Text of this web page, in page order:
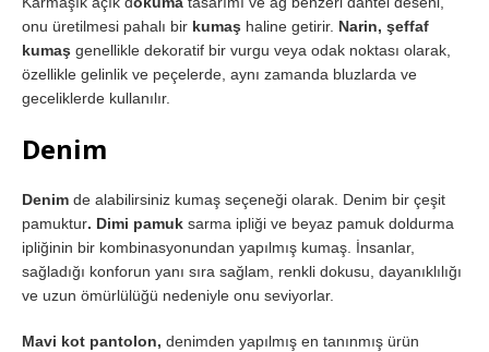
onu üretilmesi pahalı bir kumaş haline getirir. Narin, şeffaf
kumaş genellikle dekoratif bir vurgu veya odak noktası olarak,
özellikle gelinlik ve peçelerde, aynı zamanda bluzlarda ve
geceliklerde kullanılır.
Denim
Denim de alabilirsiniz kumaş seçeneği olarak. Denim bir çeşit
pamuktur. Dimi pamuk sarma ipliği ve beyaz pamuk doldurma
ipliğinin bir kombinasyonundan yapılmış kumaş. İnsanlar,
sağladığı konforun yanı sıra sağlam, renkli dokusu, dayanıklılığı
ve uzun ömürlülüğü nedeniyle onu seviyorlar.
Mavi kot pantolon, denimden yapılmış en tanınmış ürün